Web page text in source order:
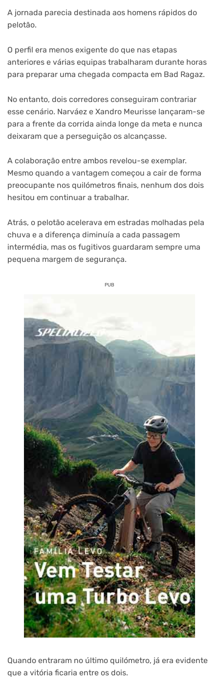
A jornada parecia destinada aos homens rápidos do
pelotão.
O perfil era menos exigente do que nas etapas
anteriores e várias equipas trabalharam durante horas
para preparar uma chegada compacta em Bad Ragaz.
No entanto, dois corredores conseguiram contrariar
esse cenário. Narváez e Xandro Meurisse lançaram-se
para a frente da corrida ainda longe da meta e nunca
deixaram que a perseguição os alcançasse.
A colaboração entre ambos revelou-se exemplar.
Mesmo quando a vantagem começou a cair de forma
preocupante nos quilómetros finais, nenhum dos dois
hesitou em continuar a trabalhar.
Atrás, o pelotão acelerava em estradas molhadas pela
chuva e a diferença diminuía a cada passagem
intermédia, mas os fugitivos guardaram sempre uma
pequena margem de segurança.
PUB
Quando entraram no último quilómetro, já era evidente
que a vitória ficaria entre os dois.